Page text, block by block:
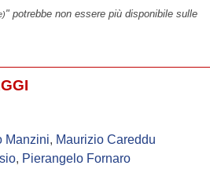
" potrebbe non essere più disponibile sulle
Manzini, Maurizio Careddu
, Pierangelo Fornaro